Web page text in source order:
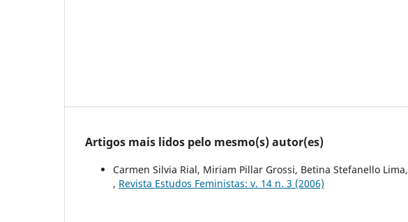
Artigos mais lidos pelo mesmo(s) autor(es)
Carmen Silvia Rial, Miriam Pillar Grossi, Betina Stefanello Lima,
, Revista Estudos Feministas: v. 14 n. 3 (2006)